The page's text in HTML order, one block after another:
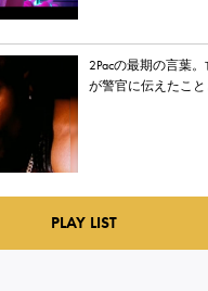
2Pacの最期の言葉
が警官に伝えたこと
PLAY LIST